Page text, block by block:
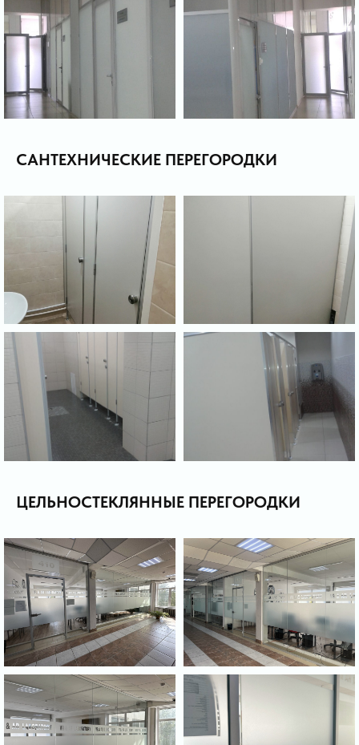
САНТЕХНИЧЕСКИЕ ПЕРЕГОРОДКИ
ЦЕЛЬНОСТЕКЛЯННЫЕ ПЕРЕГОРОДКИ